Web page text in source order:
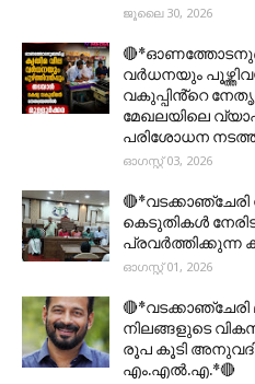
ജൂലൈ 30, 2026
വർധനയും
വകുപ്പിൻ്റെ
മേഖലയിലെ
പരിശോധന
ഓഗസ്റ്റ് 03, 2026
കെടുതികൾ
പ്രവർത്തിക്കുന്ന
ഓഗസ്റ്റ് 01, 2026
നിലങ്ങളുടെ
രൂപ കൂടി
എം.എൽ.എ.*🔴